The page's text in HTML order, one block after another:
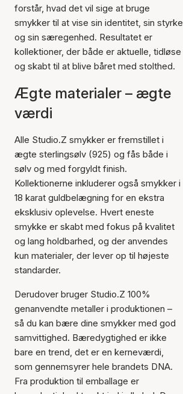
forstår, hvad det vil sige at bruge
smykker til at vise sin identitet, sin styrke
og sin særegenhed. Resultatet er
kollektioner, der både er aktuelle, tidløse
og skabt til at blive båret med stolthed.
Ægte materialer – ægte
værdi
Alle Studio.Z smykker er fremstillet i
ægte sterlingsølv (925) og fås både i
sølv og med forgyldt finish.
Kollektionerne inkluderer også smykker i
18 karat guldbelægning for en ekstra
eksklusiv oplevelse. Hvert eneste
smykke er skabt med fokus på kvalitet
og lang holdbarhed, og der anvendes
kun materialer, der lever op til højeste
standarder.
Derudover bruger Studio.Z 100%
genanvendte metaller i produktionen –
så du kan bære dine smykker med god
samvittighed. Bæredygtighed er ikke
bare en trend, det er en kerneværdi,
som gennemsyrer hele brandets DNA.
Fra produktion til emballage er